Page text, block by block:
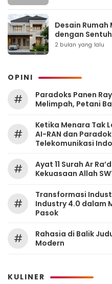
Desain Rumah
dengan
2 bulan yang lalu
OPINI
#
Paradoks Panen
Melimpah, Petani
#
Ketika Menara Tak
AI-RAN dan
Telekomunikasi
#
Ayat 11 Surah Ar
Kekuasaan Allah
#
Transformasi
Industry 4.0 dalam
Pasok
#
Rahasia di Balik
Modern
KULINER